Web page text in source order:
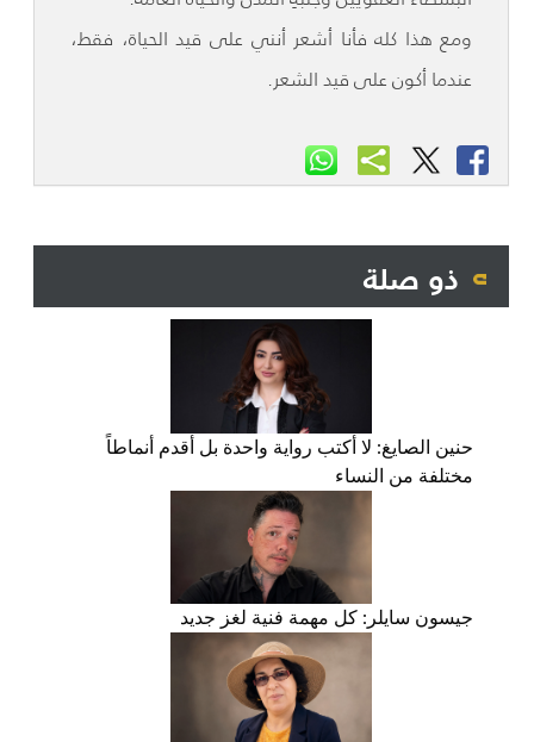
ومع هذا كله فأنا أشعر أنني على قيد الحياة، فقط،
عندما أكون على قيد الشعر.
ذو صلة
حنين الصايغ: لا أكتب رواية واحدة بل أقدم أنماطاً
مختلفة من النساء
جيسون سايلر: كل مهمة فنية لغز جديد